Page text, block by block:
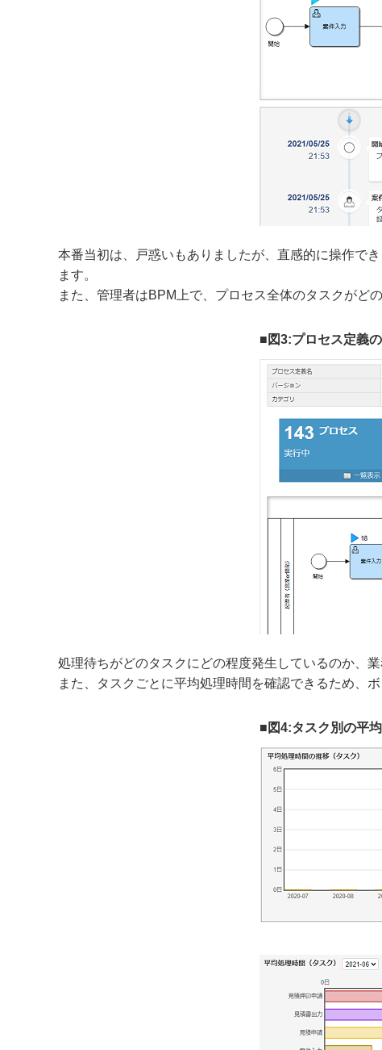
本番当初は、戸惑いもありましたが、直感的に操作で
ます。
また、管理者はBPM上で、プロセス全体のタスクがど
■図3:プロセス定義
処理待ちがどのタスクにどの程度発生しているのか、
また、タスクごとに平均処理時間を確認できるため、
■図4:タスク別の平